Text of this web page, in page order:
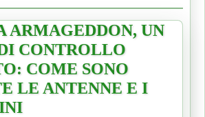
ARMAGEDDON, UN
CONTROLLO
COME SONO
LE ANTENNE E I